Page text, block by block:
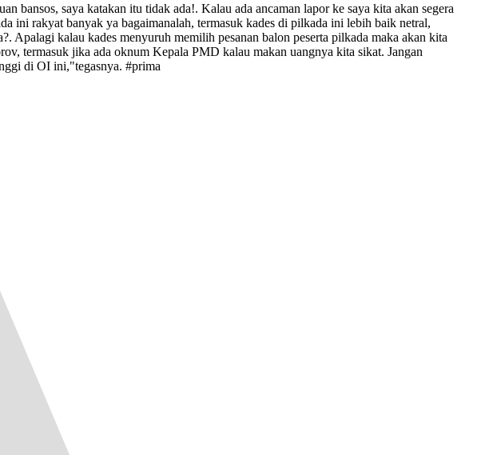
bansos, saya katakan itu tidak ada!. Kalau ada ancaman lapor ke saya kita akan segera
ini rakyat banyak ya bagaimanalah, termasuk kades di pilkada ini lebih baik netral,
Apalagi kalau kades menyuruh memilih pesanan balon peserta pilkada maka akan kita
termasuk jika ada oknum Kepala PMD kalau makan uangnya kita sikat. Jangan
di OI ini,"tegasnya. #prima